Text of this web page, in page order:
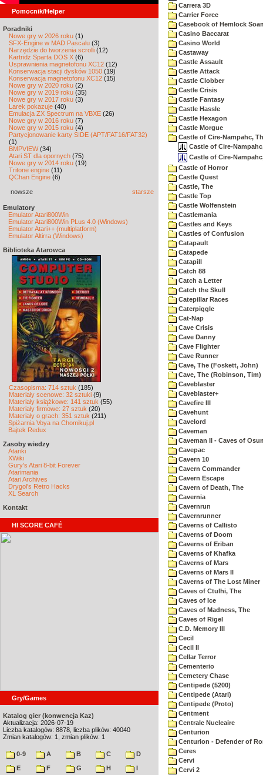
Pomocnik/Helper
Poradniki
Nowe gry w 2026 roku (1)
SFX-Engine w MAD Pascalu (3)
Narzędzie do tworzenia scrolli (12)
Kartridż Sparta DOS X (6)
Usprawnienia magnetofonu XC12 (12)
Konserwacja stacji dysków 1050 (19)
Konserwacja magnetofonu XC12 (15)
Nowe gry w 2020 roku (2)
Nowe gry w 2019 roku (35)
Nowe gry w 2017 roku (3)
Larek pokazuje (40)
Emulacja ZX Spectrum na VBXE (26)
Nowe gry w 2016 roku (7)
Nowe gry w 2015 roku (4)
Partycjonowanie karty SIDE (APT/FAT16/FAT32)
(1)
BMPVIEW(34)
Atari ST dla opornych (75)
Nowe gry w 2014 roku (19)
Tritone engine (11)
QChan Engine (6)
nowsze starsze
Emulatory
Emulator Atari800Win
Emulator Atari800Win PLus 4.0 (Windows)
Emulator Atari++ (multiplatform)
Emulator Altirra (Windows)
Biblioteka Atarowca
Czasopisma: 714 sztuk (185)
Materiały scenowe: 32 sztuki (9)
Materiały książkowe: 141 sztuk (55)
Materiały firmowe: 27 sztuk (20)
Materiały o grach: 351 sztuk (211)
Spiżarnia Voya na Chomikuj.pl
Bajtek Redux
Zasoby wiedzy
Atariki
XWiki
Gury's Atari 8-bit Forever
Atarimania
Atari Archives
Drygol's Retro Hacks
XL Search
Kontakt
HI SCORE CAFÉ
Gry/Games
Katalog gier (konwencja Kaz)
Aktualizacja: 2026-07-19
Liczba katalogów: 8878, liczba plików: 40040
Zmian katalogów: 1, zmian plików: 1
0-9 A B C
D
E
F G H
I
Carrera 3D
Carrier Force
Casebook of Hemlock
Casino Baccarat
Casino World
Castaway
Castle Assault
Castle Attack
Castle Clobber
Castle Crisis
Castle Fantasy
Castle Hassle
Castle Hexagon
Castle Morgue
Castle of Cire-Nampahc,
Castle of Cire-
Castle of Cire-
Castle of Horror
Castle Quest
Castle, The
Castle Top
Castle Wolfenstein
Castlemania
Castles and Keys
Castles of Confusion
Catapault
Catapede
Catapill
Catch 88
Catch a Letter
Catch the Skull
Catepillar Races
Caterpiggle
Cat-Nap
Cave Crisis
Cave Danny
Cave Flighter
Cave Runner
Cave, The (Foskett, John)
Cave, The (Robinson, Tim)
Caveblaster
Caveblaster+
Cavefire III
Cavehunt
Cavelord
Caveman
Caveman II - Caves of
Cavepac
Cavern 10
Cavern Commander
Cavern Escape
Cavern of Death, The
Cavernia
Cavernrun
Cavernrunner
Caverns of Callisto
Caverns of Doom
Caverns of Eriban
Caverns of Khafka
Caverns of Mars
Caverns of Mars II
Caverns of The Lost Miner
Caves of Ctulhi, The
Caves of Ice
Caves of Madness, The
Caves of Rigel
C.D. Memory III
Cecil
Cecil II
Cellar Terror
Cementerio
Cemetery Chase
Centipede (5200)
Centipede (Atari)
Centipede (Proto)
Centment
Centrale Nucleaire
Centurion
Centurion - Defender of
Ceres
Cervi
Cervi 2